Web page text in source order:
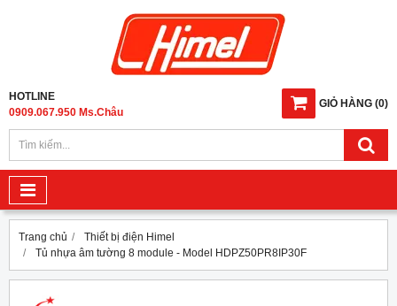
GIỎ HÀNG (0)
HOTLINE
0909.067.950 Ms.Châu
Trang chủ
Thiết bị điện Himel
Tủ nhựa âm tường 8 module - Model HDPZ50PR8IP30F